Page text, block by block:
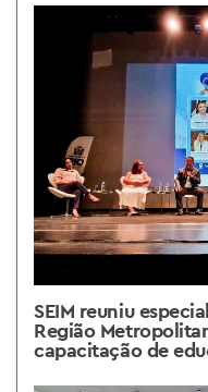
SEIM reuniu
Região
capacitação de